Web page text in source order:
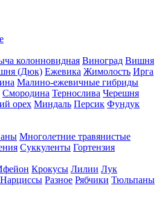
колонновидная Виноград Вишня
(Дюк) Ежевика Жимолость Ирга
Малино-ежевичные гибриды
Смородина Тернослива Черешня
орех Миндаль Персик Фундук
Многолетние травянистые
Суккуленты Гортензия
Крокусы Лилии Лук
Нарциссы Разное Рябчики Тюльпаны